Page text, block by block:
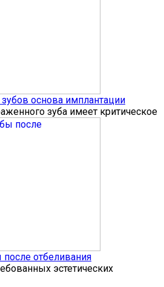
основа имплантации
зуба имеет критическое
отбеливания
эстетических